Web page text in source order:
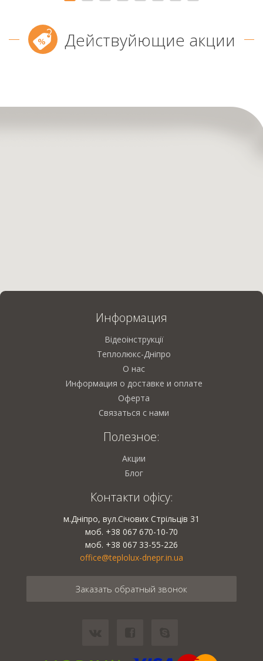
Действуйющие акции
Информация
Відеоінструкції
Теплолюкс-Дніпро
О нас
Информация о доставке и оплате
Оферта
Связаться с нами
Полезное:
Акции
Блог
Контакти офісу:
м.Дніпро, вул.Січових Стрільців 31
моб. +38 067 670-10-70
моб. +38 067 33-55-226
office@teplolux-dnepr.in.ua
Заказать обратный звонок